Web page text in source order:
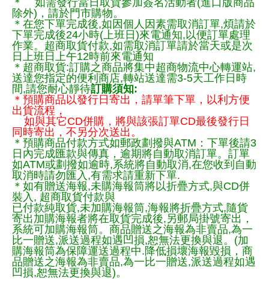
除外)，請於門市購物。
＊在您下單完成後,如因個人因素需取消訂單,煩請於
下單完成後24小時(上班日)來電通知,以便訂單處理
作業。超商取貨付款,如需取消訂單請於當天或是次
日上班日上午12時前來電通知
＊超商取貨:訂購之商品將集中超商物流中心轉運站,
送達您指定的便利商店,轉站送達需3-5天工作日時
間,請您耐心靜待訂購須知:
＊預購商品以發行日寄出，請單筆下單，以利方便
出貨流程，
如與其它CD併購，將與該張訂單CD最後發行日
同時寄出，不另分次送出。
＊預購商品付款方式如郵政劃撥與ATM：下單後請3
日內完成匯款與傳真，逾期將自動取消訂單。訂單
如ATM或劃撥如逾時,系統將自動取消,在您收到自動
取消時請勿匯入,有需求請重新下單.
＊如有贈送海報,未購海報筒將以折疊方式,與CD併
裝入, 超商取貨付款與
已付款純取貨,未加購海報筒,海報將折疊方式,隨貨
寄出加購海報者將在取貨完成後,另郵局掛號寄出，
系統可加購海報筒。商品贈送之海報為非賣品,為一
比一贈送,派送過程如遇凹損,恕無法更換與退。(加
購海報筒為保障運送過程中.降低損壞海報毀損，商
品贈送之海報為非賣品,為一比一贈送,派送過程如遇
凹損,恕無法更換與退)。